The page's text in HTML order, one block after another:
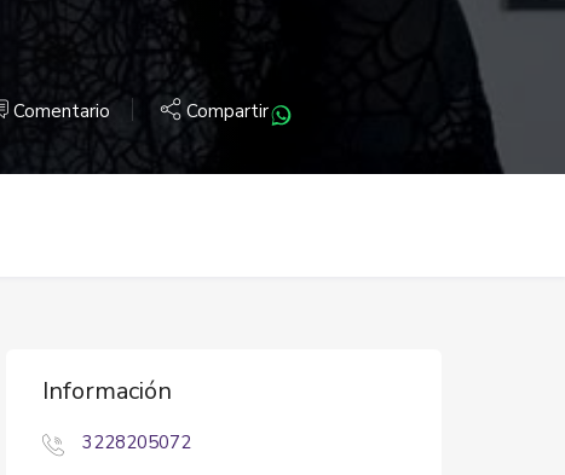
Comentario Compartir
Información
3228205072